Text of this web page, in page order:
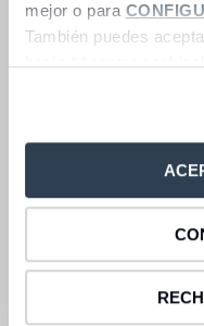
mejor o para
También puedes
botón “Aceptar
Largo Plazo, CBNK
Renta Variable Mixta,
CBNK Futuro Salud.
aportación sea
de Pensiones en los
Condiciones de la
bonificación sobre el
suma total del importe
CBNK Futuro Renta
un periodo de
o aportado de 8 años
obtendrá un 4 % de
traspasado o aportado